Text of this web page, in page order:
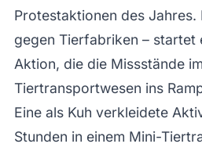
Protestaktionen des Jahres.
gegen Tierfabriken – startet
Aktion, die die Missstände
Tiertransportwesen ins
Eine als Kuh verkleidete
Stunden in einem Mini-